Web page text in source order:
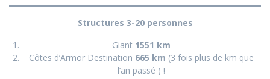
Structures 3-20 personnes
Giant 1551 km
Côtes d’Armor Destination 665 km (3 fois plus de km que
l’an passé ) !